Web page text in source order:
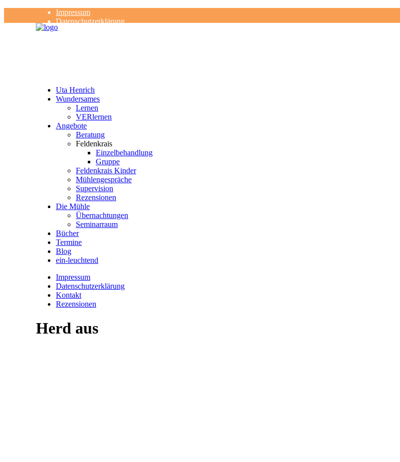
Impressum
Datenschutzerklärung
Kontakt
Uta Henrich
Wundersames
Lernen
VERlernen
Angebote
Beratung
Feldenkrais
Einzelbehandlung
Gruppe
Feldenkrais Kinder
Mühlengespräche
Supervision
Rezensionen
Die Mühle
Übernachtungen
Seminarraum
Bücher
Termine
Blog
ein-leuchtend
Impressum
Datenschutzerklärung
Kontakt
Rezensionen
Herd aus